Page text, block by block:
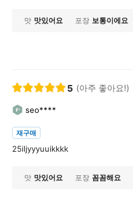
맛 맛있어요 포장 보통이에요
5 (아주 좋아요!)
seo****
재구매
25iljyyyuuikkkk
맛 맛있어요 포장 꼼꼼해요